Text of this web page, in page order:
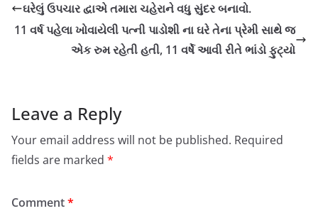
ઘરેલું ઉપચાર દ્વાએ તમારા ચહેરાને વધુ સુંદર બનાવો.
11 વર્ષ પહેલા ખોવાયેલી પત્ની પાડોશી ના ઘરે તેના પ્રેમી સાથે જ
એક રુમ રહેતી હતી, 11 વર્ષે આવી રીતે ભાંડો ફુટ્યો
Leave a Reply
Your email address will not be published. Required
fields are marked *
Comment*